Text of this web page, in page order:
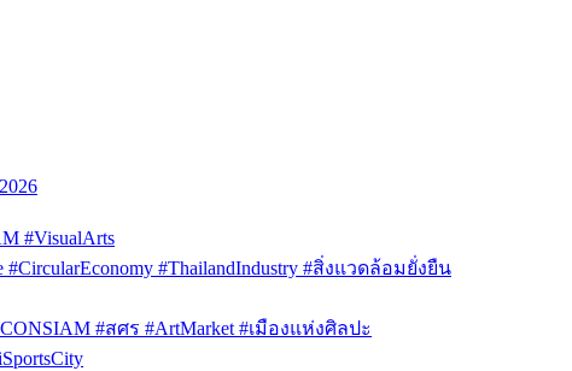
#VisualArts
#ThailandIndustry #สิ่งแวดล้อมยั่งยืน
#สศร #ArtMarket #เมืองแห่งศิลปะ